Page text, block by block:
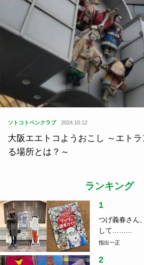
ソトコトペンクラブ 2024.10.12
大阪エエトコようおこし ～エト
る場所とは？～
ランキング
1
つげ義春さん
して……...
指出一正
2